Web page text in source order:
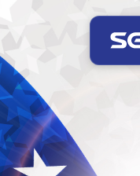
美國總統拜